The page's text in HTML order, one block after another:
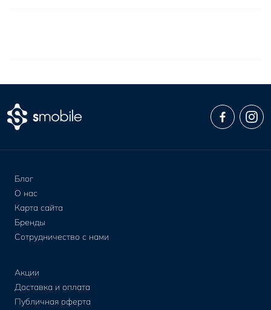
Блог
О нас
Карта сайта
Бренды
Сотрудничество с нами
Акции
Доставка и оплата
Публичная оферта